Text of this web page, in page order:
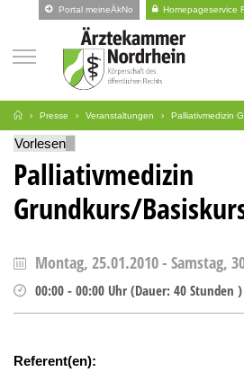
Portal meineÄkNo Homepageservice
Presse Veranstaltungen Palliativmedizin
Vorlesen
Palliativmedizin
Grundkurs/
Montag, 25.01.2010- Samstag,
00:00 - 00:00 Uhr (Dauer: 40 Stunden )
Referent(en):